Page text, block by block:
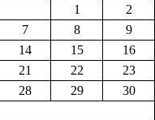
1
2
7 8
9
14 15
16
21 22
23
28 29
30